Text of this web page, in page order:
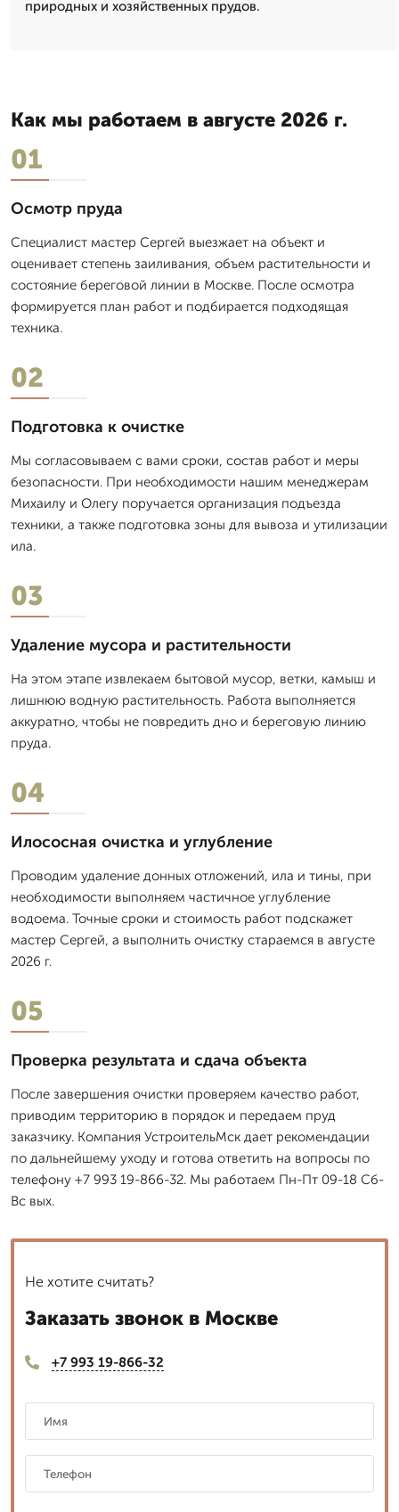
природных и хозяйственных прудов.
Как мы работаем в августе 2026 г.
01
Осмотр пруда
Специалист мастер Сергей выезжает на объект и
оценивает степень заиливания, объем растительности и
состояние береговой линии в Москве. После осмотра
формируется план работ и подбирается подходящая
техника.
02
Подготовка к очистке
Мы согласовываем с вами сроки, состав работ и меры
безопасности. При необходимости нашим менеджерам
Михаилу и Олегу поручается организация подъезда
техники, а также подготовка зоны для вывоза и утилизации
ила.
03
Удаление мусора и растительности
На этом этапе извлекаем бытовой мусор, ветки, камыш и
лишнюю водную растительность. Работа выполняется
аккуратно, чтобы не повредить дно и береговую линию
пруда.
04
Илососная очистка и углубление
Проводим удаление донных отложений, ила и тины, при
необходимости выполняем частичное углубление
водоема. Точные сроки и стоимость работ подскажет
мастер Сергей, а выполнить очистку стараемся в августе
2026 г.
05
Проверка результата и сдача объекта
После завершения очистки проверяем качество работ,
приводим территорию в порядок и передаем пруд
заказчику. Компания УстроительМск дает рекомендации
по дальнейшему уходу и готова ответить на вопросы по
телефону +7 993 19-866-32. Мы работаем Пн-Пт 09-18 Сб-
Вс вых.
Не хотите считать?
Заказать звонок в Москве
+7 993 19-866-32